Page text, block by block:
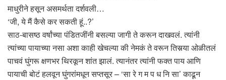
माधुरीने हसून असमर्थता दर्शवली…
‘जी, ये मैं कैसे कर सकती हूं..?’
साठ-बासष्ठ वर्षांच्या पंडितजींनी बसल्या जागी ते करून दाखवलं. त्यांनी
त्यांच्या पायाच्या नसा अशा काही खेचल्या की नेमकं ते वरून तिसर्‍या ओळीतलं
पाचवं घुंगरू क्षणभर थिरकून शांत झालं. त्यानंतर त्यांनी फक्त पाय आणि
पायाची बोटं हलवून घुंगरांमधून सप्तसूर – ‘सा रे ग म प ध नि सा’ काढून